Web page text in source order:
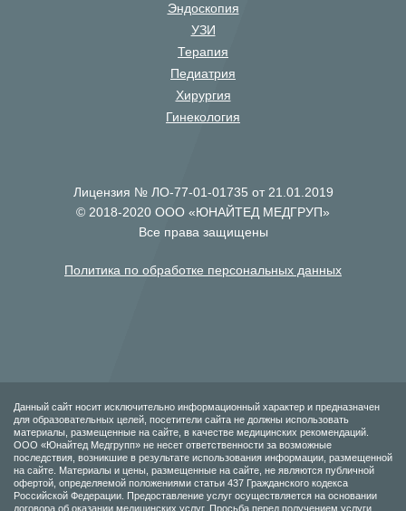
Эндоскопия
УЗИ
Терапия
Педиатрия
Хирургия
Гинекология
Лицензия № ЛО-77-01-01735 от 21.01.2019
© 2018-2020 ООО «ЮНАЙТЕД МЕДГРУП»
Все права защищены
Политика по обработке персональных данных
Данный сайт носит исключительно информационный характер и предназначен
для образовательных целей, посетители сайта не должны использовать
материалы, размещенные на сайте, в качестве медицинских рекомендаций.
ООО «Юнайтед Медгрупп» не несет ответственности за возможные
последствия, возникшие в результате использования информации, размещенной
на сайте. Материалы и цены, размещенные на сайте, не являются публичной
офертой, определяемой положениями статьи 437 Гражданского кодекса
Российской Федерации. Предоставление услуг осуществляется на основании
договора об оказании медицинских услуг. Просьба перед получением услуги